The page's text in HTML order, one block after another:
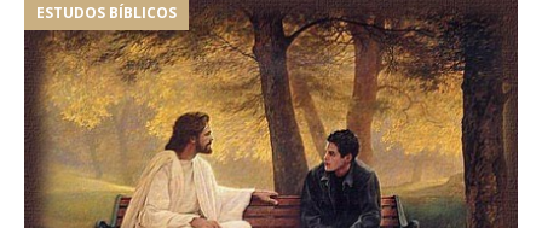
ESTUDOS BÍBLICOS